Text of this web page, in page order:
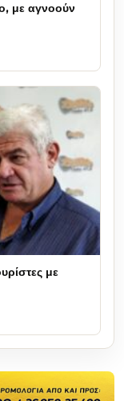
με αγνοούν
με